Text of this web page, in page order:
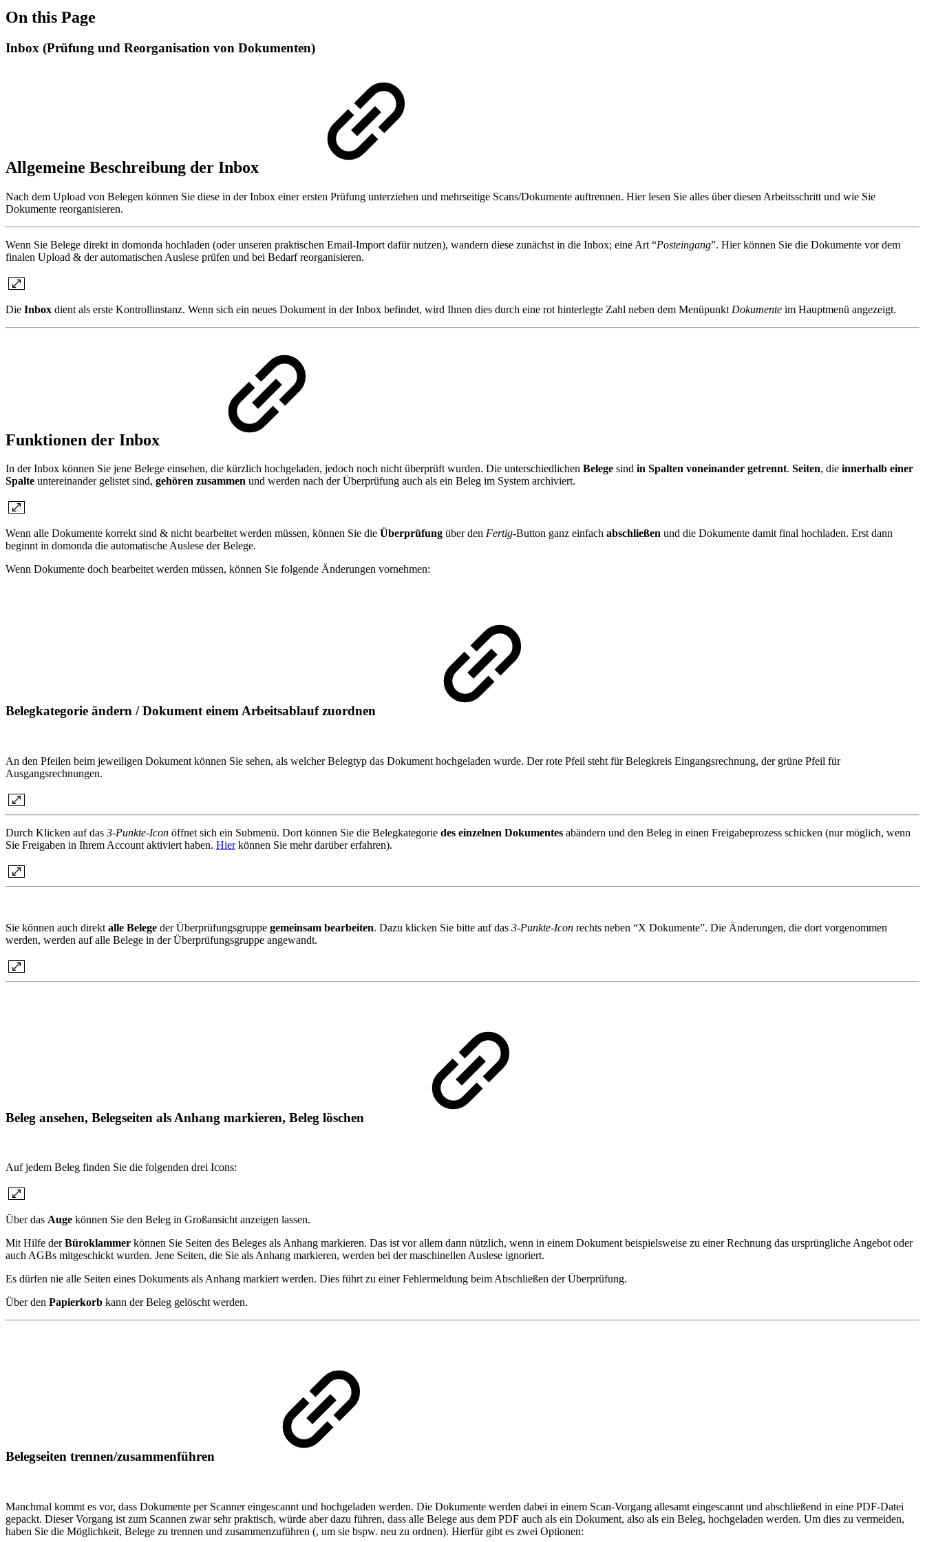
On this Page
Inbox (Prüfung und Reorganisation von Dokumenten)
Allgemeine Beschreibung der Inbox
Nach dem Upload von Belegen können Sie diese in der Inbox einer ersten Prüfung unterziehen und mehrseitige Scans/Dokumente auftrennen. Hier lesen Sie alles über diesen Arbeitsschritt und wie Sie
Dokumente reorganisieren.
Wenn Sie Belege direkt in domonda hochladen (oder unseren praktischen Email-Import dafür nutzen), wandern diese zunächst in die Inbox; eine Art “Posteingang”. Hier können Sie die Dokumente vor dem
finalen Upload & der automatischen Auslese prüfen und bei Bedarf reorganisieren.
Die Inbox dient als erste Kontrollinstanz. Wenn sich ein neues Dokument in der Inbox befindet, wird Ihnen dies durch eine rot hinterlegte Zahl neben dem Menüpunkt Dokumente im Hauptmenü angezeigt.
Funktionen der Inbox
In der Inbox können Sie jene Belege einsehen, die kürzlich hochgeladen, jedoch noch nicht überprüft wurden. Die unterschiedlichen Belege sind in Spalten voneinander getrennt. Seiten, die innerhalb einer
Spalte untereinander gelistet sind, gehören zusammen und werden nach der Überprüfung auch als ein Beleg im System archiviert.
Wenn alle Dokumente korrekt sind & nicht bearbeitet werden müssen, können Sie die Überprüfung über den Fertig-Button ganz einfach abschließen und die Dokumente damit final hochladen. Erst dann
beginnt in domonda die automatische Auslese der Belege.
Wenn Dokumente doch bearbeitet werden müssen, können Sie folgende Änderungen vornehmen:
Belegkategorie ändern / Dokument einem Arbeitsablauf zuordnen
An den Pfeilen beim jeweiligen Dokument können Sie sehen, als welcher Belegtyp das Dokument hochgeladen wurde. Derrote Pfeil steht für Belegkreis Eingangsrechnung, der grüne Pfeil für
Ausgangsrechnungen.
Durch Klicken auf das 3-Punkte-Icon öffnet sich ein Submenü. Dort können Sie die Belegkategorie des einzelnen Dokumentes abändern und den Beleg in einen Freigabeprozess schicken (nur möglich, wenn
Sie Freigaben in Ihrem Account aktiviert haben. Hierkönnen Sie mehr darüber erfahren).
Sie können auch direkt alle Belege der Überprüfungsgruppe gemeinsam bearbeiten. Dazu klicken Sie bitte auf das 3-Punkte-Icon rechts neben “X Dokumente”. Die Änderungen, die dort vorgenommen
werden, werden auf alle Belege in der Überprüfungsgruppe angewandt.
Beleg ansehen, Belegseiten als Anhang markieren, Beleg löschen
Auf jedem Beleg finden Sie die folgenden drei Icons:
Über das Auge können Sie den Beleg in Großansicht anzeigen lassen.
Mit Hilfe derBüroklammer können Sie Seiten des Beleges als Anhang markieren. Das ist vor allem dann nützlich, wenn in einem Dokument beispielsweise zu einer Rechnung das ursprüngliche Angebot oder
auch AGBs mitgeschickt wurden. Jene Seiten, die Sie als Anhang markieren, werden bei der maschinellen Auslese ignoriert.
Es dürfen nie alle Seiten eines Dokuments als Anhang markiert werden. Dies führt zu einer Fehlermeldung beim Abschließen der Überprüfung.
Über den Papierkorb kann der Beleg gelöscht werden.
Belegseiten trennen/zusammenführen
Manchmal kommt es vor, dass Dokumente per Scanner eingescannt und hochgeladen werden. Die Dokumente werden dabei in einem Scan-Vorgang allesamt eingescannt und abschließend in eine PDF-Datei
gepackt. Dieser Vorgang ist zum Scannen zwar sehr praktisch, würde aber dazu führen, dass alle Belege aus dem PDF auch als ein Dokument, also als ein Beleg, hochgeladen werden. Um dies zu vermeiden,
haben Sie die Möglichkeit, Belege zu trennen und zusammenzuführen (, um sie bspw. neu zu ordnen). Hierfür gibt es zwei Optionen: